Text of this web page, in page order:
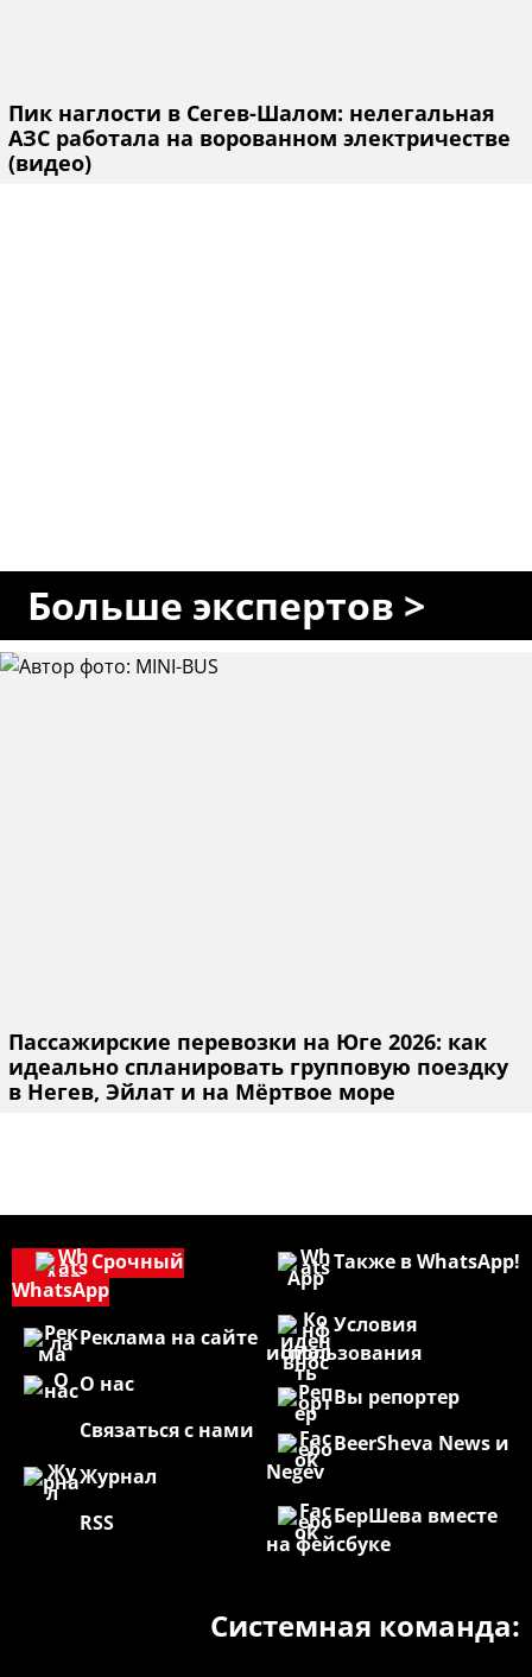
Пик наглости в Сегев-Шалом: нелегальная
АЗС работала на ворованном электричестве
(видео)
Больше экспертов >
Пассажирские перевозки на Юге 2026: как
идеально спланировать групповую поездку
в Негев, Эйлат и на Мёртвое море
Также в WhatsApp!
Условия
использования
Вы репортер
BeerSheva News и
Negev
БерШева вместе
на фейсбуке
Срочный
WhatsApp
Реклама на сайте
О нас
Связаться с нами
Журнал
RSS
Системная команда: